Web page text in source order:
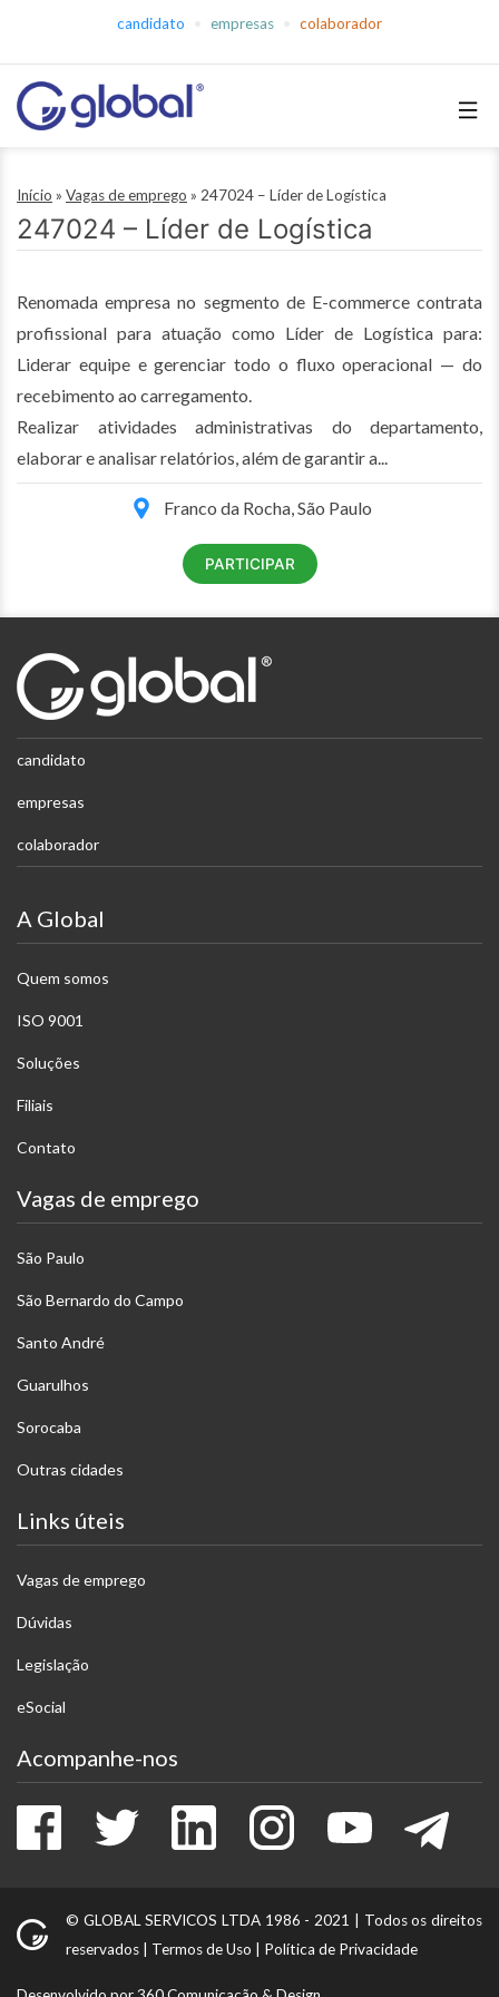
conteúdo
candidato empresas colaborador
Empregos
Início » Vagas de emprego » 247024 – Líder de Logística
247024 – Líder de Logística
Renomada empresa no segmento de E-commerce contrata
profissional para atuação como Líder de Logística para:
Liderar equipe e gerenciar todo o fluxo operacional — do
recebimento ao carregamento.
Realizar atividades administrativas do departamento,
elaborar e analisar relatórios, além de garantir a...
Franco da Rocha, São Paulo
PARTICIPAR
candidato
empresas
colaborador
A Global
Quem somos
ISO 9001
Soluções
Filiais
Contato
Vagas de emprego
São Paulo
São Bernardo do Campo
Santo André
Guarulhos
Sorocaba
Outras cidades
Links úteis
Vagas de emprego
Dúvidas
Legislação
eSocial
Acompanhe-nos
FacebookTwitter LinkedInInstagramYoutube
© GLOBAL SERVICOS LTDA 1986 - 2021 | Todos os direitos
reservados
Termos de Uso Política de Privacidade